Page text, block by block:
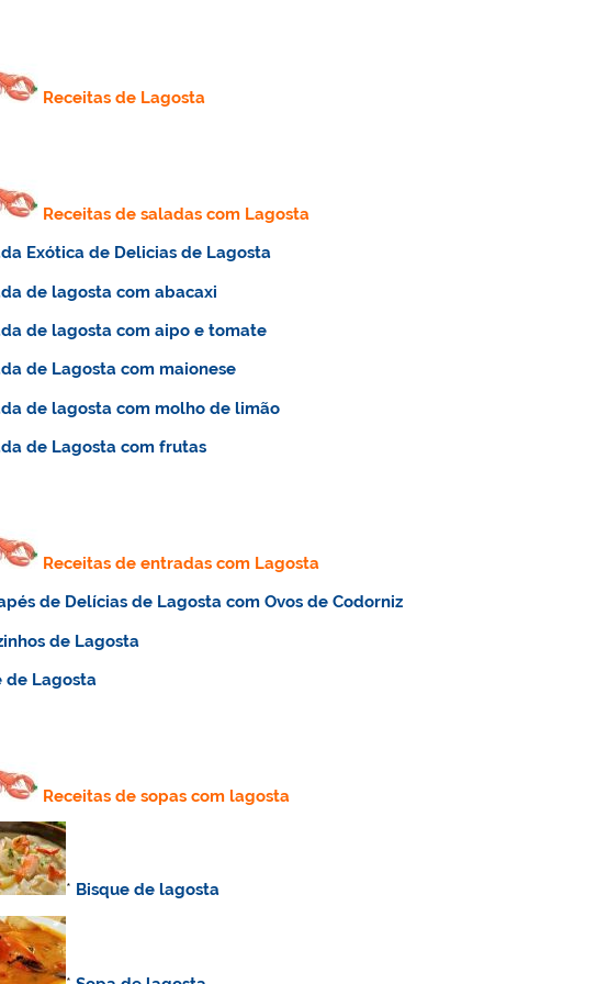
Receitas de Lagosta
Receitas de saladas com Lagosta
Exótica de Delicias de Lagosta
de lagosta com abacaxi
de lagosta com aipo e tomate
de Lagosta com maionese
de lagosta com molho de limão
de Lagosta com frutas
Receitas de entradas com Lagosta
de Delícias de Lagosta com Ovos de Codorniz
de Lagosta
de Lagosta
Receitas de sopas com lagosta
* Bisque de lagosta